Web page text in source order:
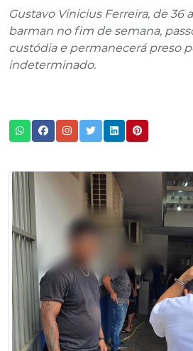
Gustavo Vinicius Ferreira, de 36
barman no fim de semana,
custódia e permanecerá preso
indeterminado.